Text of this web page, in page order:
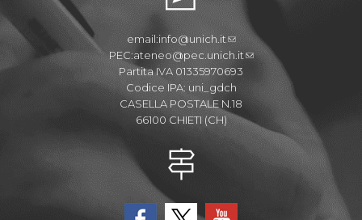
email:info@unich.it
PEC:ateneo@pec.unich.it
Partita IVA 01335970693
Codice IPA: uni_gdch
CASELLA POSTALE N.18
66100 CHIETI (CH)